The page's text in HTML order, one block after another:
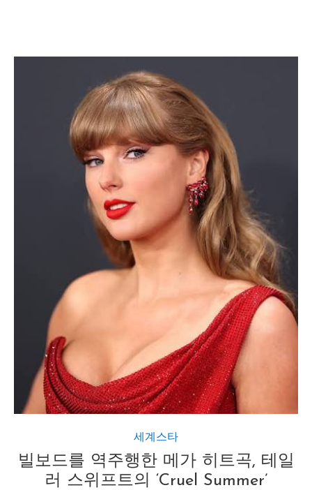
세계스타
빌보드를 역주행한 메가 히트곡, 테일
러 스위프트의 ‘Cruel Summer’